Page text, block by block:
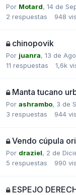
Por Motard, 14 de
2 respuestas 948
chinopovik
Por juanra, 13 de
11 respuestas 1,6k
Manta tucano
Por ashrambo, 3 de
3 respuestas 944
Vendo cúpula
Por draziel, 2 de
5 respuestas 990
ESPEJO